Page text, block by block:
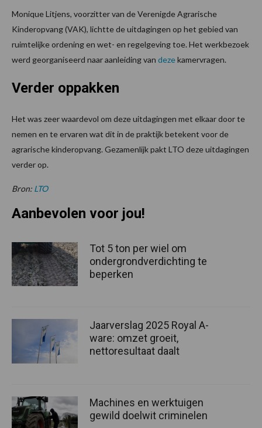
Monique Litjens, voorzitter van de Verenigde Agrarische
Kinderopvang (VAK), lichtte de uitdagingen op het gebied van
ruimtelijke ordening en wet- en regelgeving toe. Het werkbezoek
werd georganiseerd naar aanleiding van dezekamervragen.
Verder oppakken
Het was zeer waardevol om deze uitdagingen met elkaar door te
nemen en te ervaren wat dit in de praktijk betekent voor de
agrarische kinderopvang. Gezamenlijk pakt LTO deze uitdagingen
verder op.
Bron: LTO
Aanbevolen voor jou!
Tot 5 ton per wiel om
ondergrondverdichting te
beperken
Jaarverslag 2025 Royal A-
ware: omzet groeit,
nettoresultaat daalt
Machines en werktuigen
gewild doelwit criminelen